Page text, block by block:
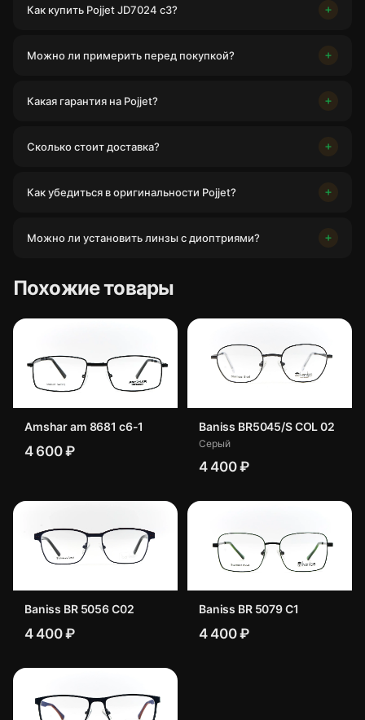
Как купить Pojjet JD7024 c3?
Можно ли примерить перед покупкой?
Какая гарантия на Pojjet?
Сколько стоит доставка?
Как убедиться в оригинальности Pojjet?
Можно ли установить линзы с диоптриями?
Похожие товары
Amshar am 8681 c6-1
4 600 ₽
Baniss BR5045/S COL 02
Серый
4 400 ₽
Baniss BR 5056 C02
4 400 ₽
Baniss BR 5079 C1
4 400 ₽